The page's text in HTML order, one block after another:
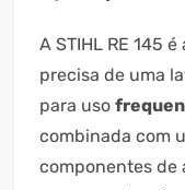
A STIHL RE 145
precisa de uma
para uso
combinada com
componentes de